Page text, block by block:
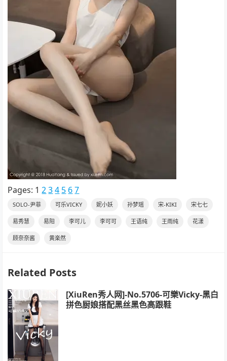
Pages: 1 2 3 4 5 6 7
SOLO-尹菲 可乐VICKY 妮小妖 孙梦瑶 宋-KIKI 宋七七
易秀慧 易阳 李可儿 李可可 王语纯 王雨纯 花漾
顾奈奈酱 黄楽然
Related Posts
[XiuRen秀人网]-No.5706-可樂Vicky-黑白
拼色厨娘搭配黑丝黑色高跟鞋